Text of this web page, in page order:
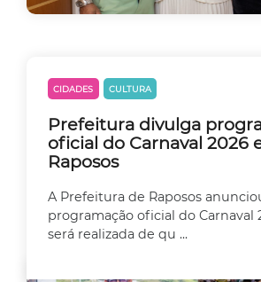
CIDADES CULTURA
Prefeitura divulga
oficial do Carnaval 2026
Raposos
A Prefeitura de Raposos
programação oficial do Carnaval
será realizada de qu ...